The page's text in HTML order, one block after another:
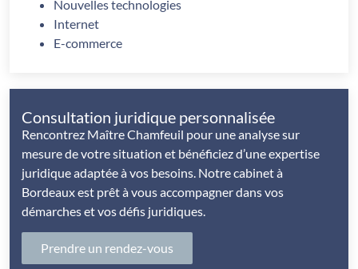
Nouvelles technologies
Internet
E-commerce
Consultation juridique personnalisée
Rencontrez Maître Chamfeuil pour une analyse sur
mesure de votre situation et bénéficiez d’une expertise
juridique adaptée à vos besoins. Notre cabinet à
Bordeaux est prêt à vous accompagner dans vos
démarches et vos défis juridiques.
Prendre un rendez-vous